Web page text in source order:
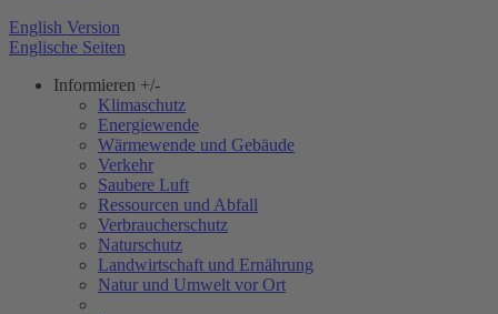
English Version
Englische Seiten
Informieren +/-
Klimaschutz
Energiewende
Wärmewende und Gebäude
Verkehr
Saubere Luft
Ressourcen und Abfall
Verbraucherschutz
Naturschutz
Landwirtschaft und Ernährung
Natur und Umwelt vor Ort